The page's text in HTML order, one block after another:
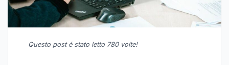
Questo post é stato letto 780 volte!